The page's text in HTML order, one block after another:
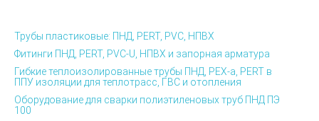
Трубы пластиковые: ПНД, PERT, PVC, НПВХ
Фитинги ПНД, PERT, PVC-U, НПВХ и запорная арматура
Гибкие теплоизолированные трубы ПНД, PEX-а, PERT в
ППУ изоляции для теплотрасс, ГВС и отопления
Оборудование для сварки полиэтиленовых труб ПНД ПЭ
100